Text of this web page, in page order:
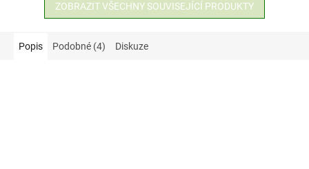
ZOBRAZIT VŠECHNY SOUVISEJÍCÍ PRODUKTY
Popis Podobné (4) Diskuze